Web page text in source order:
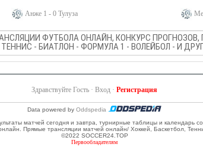
Анже 1 - 0 Тулуза
ФУТБОЛА ОНЛАЙН, КОНКУРС
- БИАТЛОН - ФОРМУЛА 1 - ВОЛЕЙБОЛ - И
Здравствуйте Гость · Вход · Регистрация
Data powered by Oddspedia
матчей сегодня и завтра, турнирные таблицы и календарь
Прямые трансляции матчей онлайн/ Хоккей, Баскетбол,
©2022 SOCCER24.TOP
Первообладателям